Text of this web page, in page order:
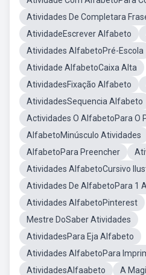
Atividades De Completara
AtividadeEscrever Alfabeto
Atividades AlfabetoPré-Escola
Atividade AlfabetoCaixa Alta
AtividadesFixação Alfabeto
AtividadesSequencia Alfabeto
Actividades O AlfabetoPara O
AlfabetoMinúsculo Atividades
AlfabetoPara Preencher
Atividades AlfabetoCursivo
Atividades De AlfabetoPara 1
Atividades AlfabetoPinterest
Mestre DoSaber Atividades
AtividadesPara Eja Alfabeto
Atividades AlfabetoPara
AtividadesAlfaabeto
A